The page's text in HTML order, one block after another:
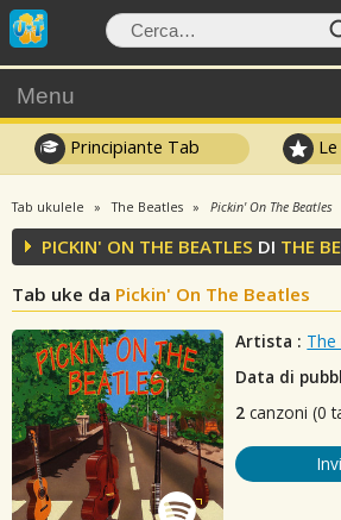
Menu
Principiante Tab
Tab ukulele The Beatles Pickin' On The Beatles
PICKIN' ON THE BEATLES DI THE
Tab uke da Pickin' On The Beatles
Artista : The
Data di
2 canzoni (0